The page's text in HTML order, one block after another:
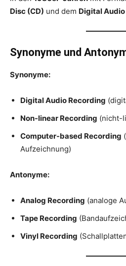
Disc (CD) und dem Digital Audio
Synonyme und
Synonyme:
Digital Audio Recording
Non-linear Recording (nicht-
Computer-based Recording
Aufzeichnung)
Antonyme:
Analog Recording (analoge
Tape Recording
Vinyl Recording